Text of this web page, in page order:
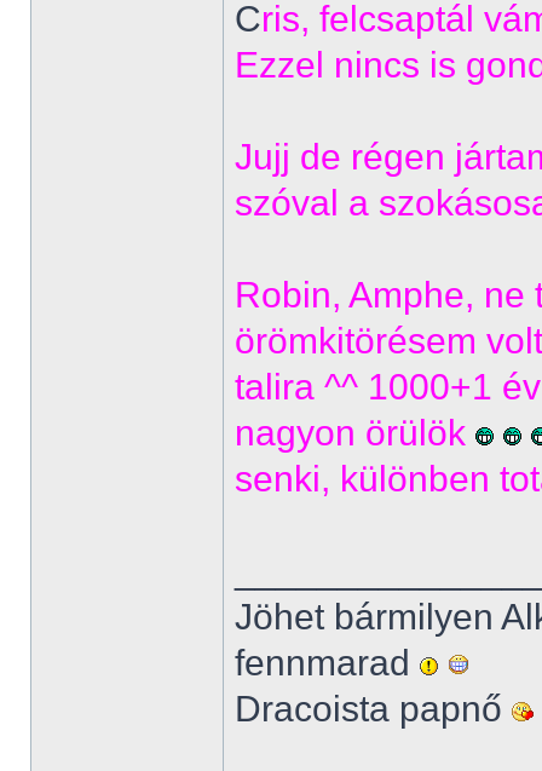
Cris, felcsaptál
Ezzel nincs is
Jujj de régen
szóval a
Robin, Amphe, ne
örömkitörésem
talira ^^ 1000+1
nagyon örülök
senki, különben
Jöhet bármilyen
fennmarad
Dracoista papnő